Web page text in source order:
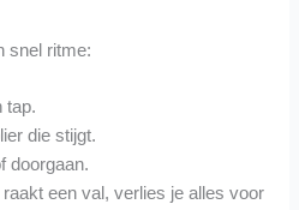
snel ritme:
tap.
die stijgt.
doorgaan.
een val, verlies je alles voor